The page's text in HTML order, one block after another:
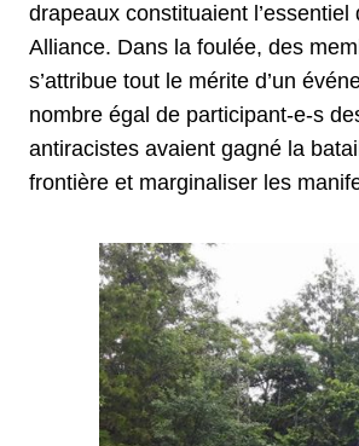
drapeaux constituaient
Alliance. Dans la foulée, des
s’attribue tout le mérite d’un
nombre égal de participant-e-s
antiracistes avaient gagné la
frontière et marginaliser les